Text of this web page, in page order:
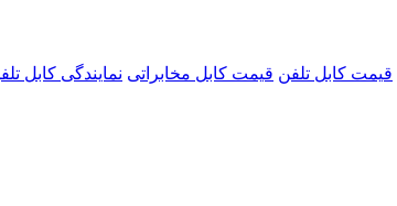
قیمت کابل تلفن قیمت کابل مخابراتی نمایندگی کابل